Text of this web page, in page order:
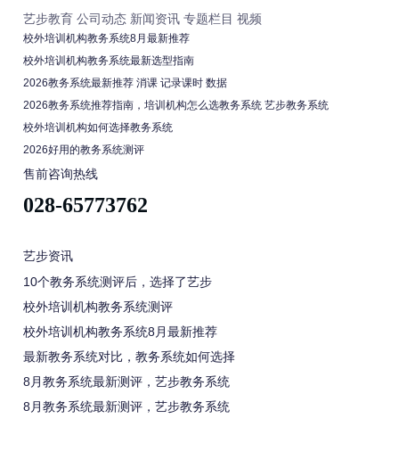
艺步教育 公司动态 新闻资讯 专题栏目 视频
校外培训机构教务系统8月最新推荐
校外培训机构教务系统最新选型指南
2026教务系统最新推荐 消课 记录课时 数据
2026教务系统推荐指南，培训机构怎么选教务系统 艺步教务系统
校外培训机构如何选择教务系统
2026好用的教务系统测评
售前咨询热线
028-65773762
艺步资讯
10个教务系统测评后，选择了艺步
校外培训机构教务系统测评
校外培训机构教务系统8月最新推荐
最新教务系统对比，教务系统如何选择
8月教务系统最新测评，艺步教务系统
8月教务系统最新测评，艺步教务系统